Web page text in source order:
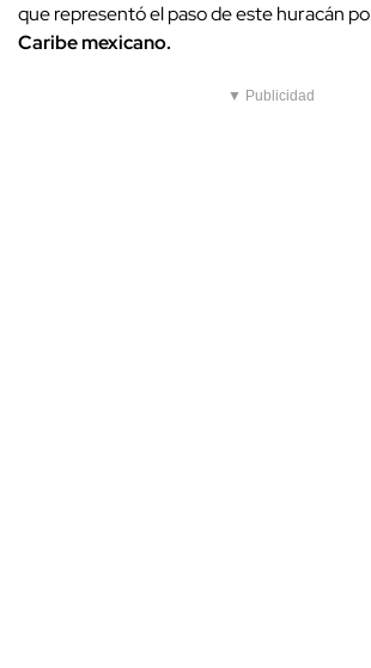
que representó el paso de este huracán
Caribe mexicano.
▼ Publicidad